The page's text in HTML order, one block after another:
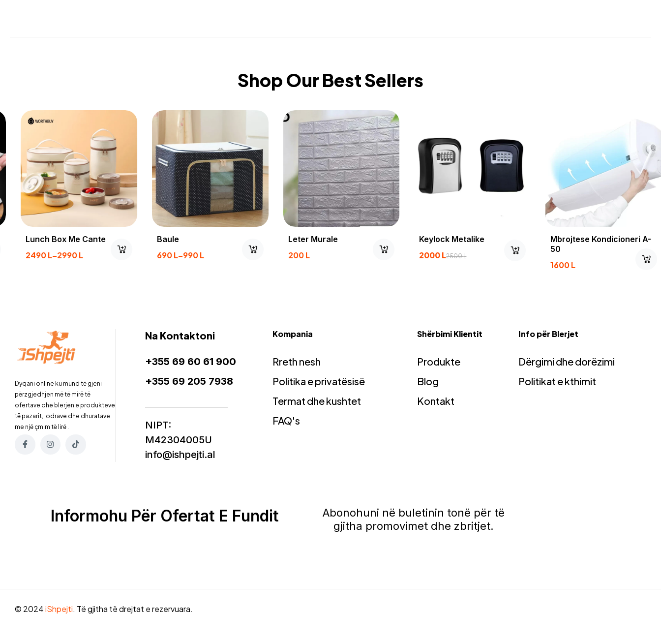
Shop Our Best Sellers
Lunch Box Me Cante
2490L–2990L
Baule
690L–990L
Leter Murale
200L
Keylock Metalike
2500L
2000L
Mbrojtese Kondicioneri A-
1600L
Dyqani online ku mund të gjeni
përzgjedhjen më të mirë të
ofertave dhe blerjen e produkteve
të pazarit, lodrave dhe dhuratave
me një çmim të lirë .
Na Kontaktoni
+355 69 60 61 900
+355 69 205 7938
NIPT:
M42304005U
info@ishpejti.al
Kompania
Rreth nesh
Politika e privatësisë
Termat dhe kushtet
FAQ's
Shërbimi Klientit
Produkte
Blog
Kontakt
Info për Blerjet
Dërgimi dhe dorëzimi
Politikat e kthimit
Informohu Për Ofertat E Fundit
Abonohuni në buletinin tonë për të
gjitha promovimet dhe zbritjet.
© 2024iShpejti. Të gjitha të drejtat e rezervuara.